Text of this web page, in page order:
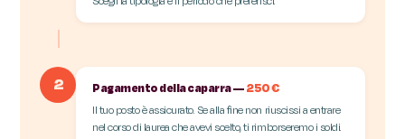
2 Pagamento della caparra —250 €
Il tuo posto è assicurato. Se alla fine non riuscissi a entrare
nel corso di laurea che avevi scelto, ti rimborseremo i soldi.